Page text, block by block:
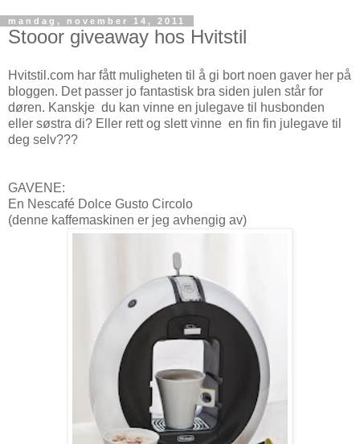
mandag, november 14, 2011
Stooor giveaway hos Hvitstil
Hvitstil.com har fått muligheten til å gi bort noen gaver her på
bloggen. Det passer jo fantastisk bra siden julen står for
døren. Kanskje du kan vinne en julegave til husbonden
eller søstra di? Eller rett og slett vinne en fin fin julegave til
deg selv???
GAVENE:
En Nescafé Dolce Gusto Circolo
(denne kaffemaskinen er jeg avhengig av)